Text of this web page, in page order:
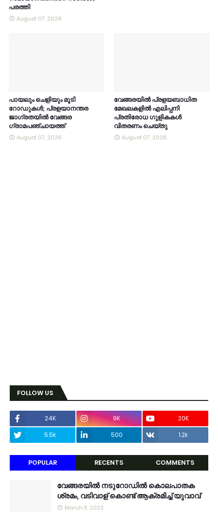
പരത്തി
August 07, 2026
പായലും ചെളിയും മൂടി
റോഡുകൾ; പ്രളയാനന്തര
ജാഗ്രതയിൽ വേങ്ങര
ഗ്രാമപഞ്ചായത്ത്
August 07, 2026
വേങ്ങരയിൽ പ്രളയബാധിത
മേഖലകളിൽ എലിപ്പനി
പ്രതിരോധ ഗുളികകൾ
വിതരണം ചെയ്തു
August 07, 2026
FOLLOW US
24K 9K
20K
5.5k
500 1.2k
POPULAR RECENTS COMMENTS
വേങ്ങരയിൽ നടുറോഡിൽ കൊലപാതക
ശ്രമം, വടിവാള് കൊണ്ട് ആക്രമിച്ച് യുവാവ്
March 11, 2023